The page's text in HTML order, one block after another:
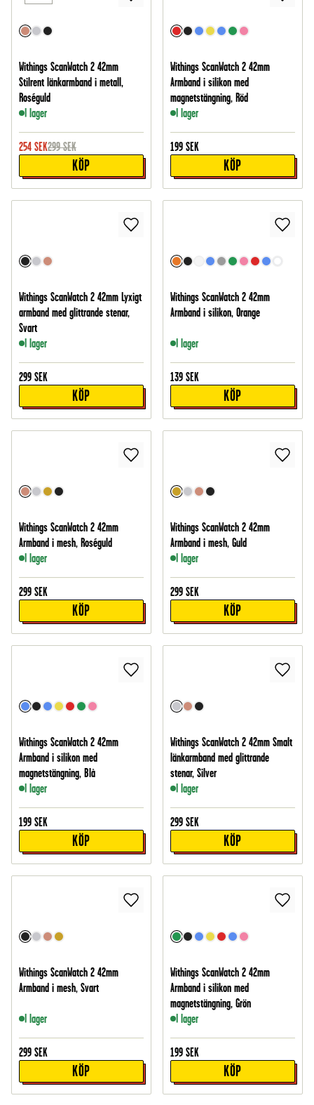
Withings ScanWatch 2 42mm
Stilrent länkarmband i metall,
Roséguld
I lager
254 SEK299 SEK
KÖP
Withings ScanWatch 2 42mm
Armband i silikon med
magnetstängning, Röd
I lager
199 SEK
KÖP
Withings ScanWatch 2 42mm Lyxigt
armband med glittrande stenar,
Svart
I lager
299 SEK
KÖP
Withings ScanWatch 2 42mm
Armband i silikon, Orange
I lager
139 SEK
KÖP
Withings ScanWatch 2 42mm
Armband i mesh, Roséguld
I lager
299 SEK
KÖP
Withings ScanWatch 2 42mm
Armband i mesh, Guld
I lager
299 SEK
KÖP
Withings ScanWatch 2 42mm
Armband i silikon med
magnetstängning, Blå
I lager
199 SEK
KÖP
Withings ScanWatch 2 42mm Smalt
länkarmband med glittrande
stenar, Silver
I lager
299 SEK
KÖP
Withings ScanWatch 2 42mm
Armband i mesh, Svart
I lager
299 SEK
KÖP
Withings ScanWatch 2 42mm
Armband i silikon med
magnetstängning, Grön
I lager
199 SEK
KÖP